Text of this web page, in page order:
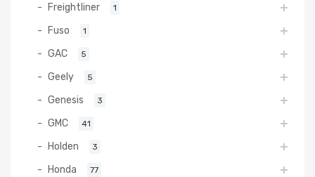
Freightliner 1
Fuso 1
GAC 5
Geely 5
Genesis 3
GMC 41
Holden 3
Honda 77